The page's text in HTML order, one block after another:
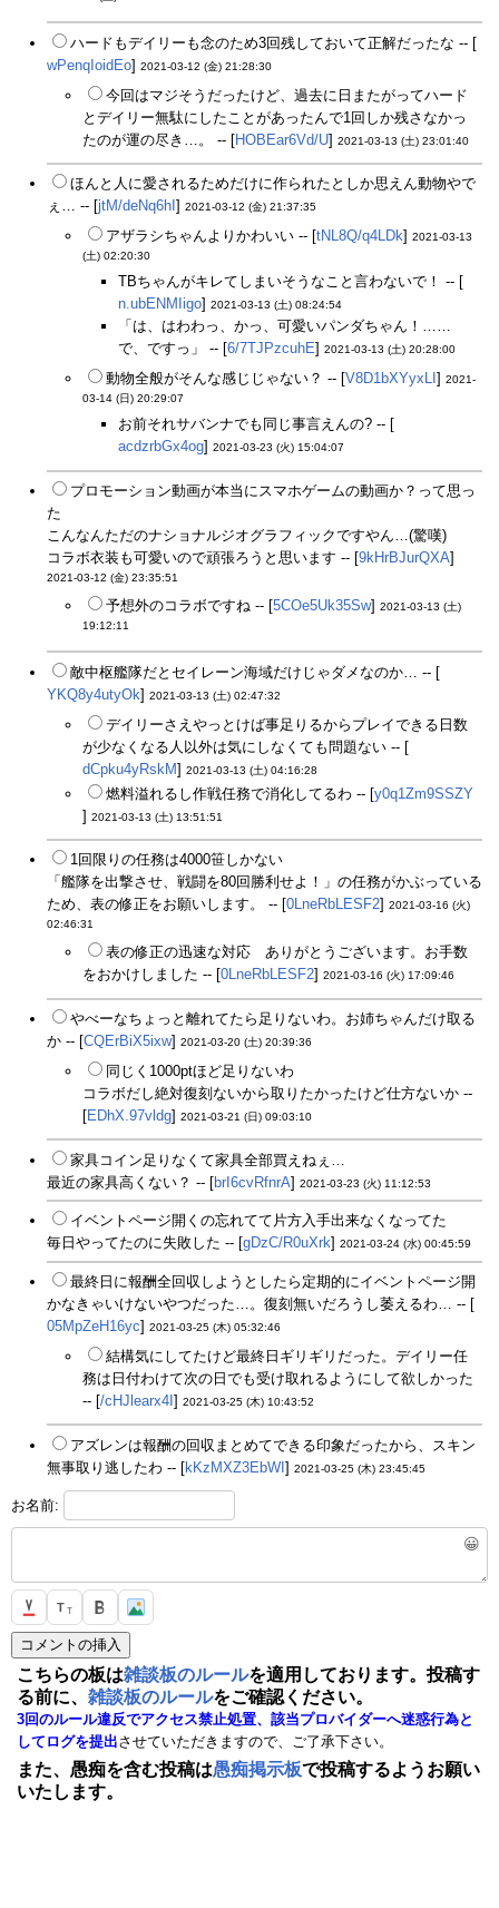
ハードもデイリーも念のため3回残しておいて正解だったな -- [
wPenqIoidEo] 2021-03-12 (金) 21:28:30
今回はマジそうだったけど、過去に日またがってハード
とデイリー無駄にしたことがあったんで1回しか残さなかっ
たのが運の尽き…。 -- [HOBEar6Vd/U] 2021-03-13 (土) 23:01:40
ほんと人に愛されるためだけに作られたとしか思えん動物やで
ぇ… -- [jtM/deNq6hI ] 2021-03-12 (金) 21:37:35
アザラシちゃんよりかわいい -- [tNL8Q/q4LDk] 2021-03-13
(土) 02:20:30
TBちゃんがキレてしまいそうなこと言わないで！ -- [
n.ubENMIigo] 2021-03-13 (土) 08:24:54
「は、はわわっ、かっ、可愛いパンダちゃん！……
で、ですっ」 -- [6/7TJPzcuhE] 2021-03-13 (土) 20:28:00
動物全般がそんな感じじゃない？ -- [V8D1bXYyxLI ] 2021-
03-14 (日) 20:29:07
お前それサバンナでも同じ事言えんの? -- [
acdzrbGx4og] 2021-03-23 (火) 15:04:07
プロモーション動画が本当にスマホゲームの動画か？って思っ
た
こんなんただのナショナルジオグラフィックですやん…(驚嘆)
コラボ衣装も可愛いので頑張ろうと思います -- [9kHrBJurQXA]
2021-03-12 (金) 23:35:51
予想外のコラボですね -- [5COe5Uk35Sw] 2021-03-13 (土)
19:12:11
敵中枢艦隊だとセイレーン海域だけじゃダメなのか… -- [
YKQ8y4utyOk] 2021-03-13 (土) 02:47:32
デイリーさえやっとけば事足りるからプレイできる日数
が少なくなる人以外は気にしなくても問題ない -- [
dCpku4yRskM] 2021-03-13 (土) 04:16:28
燃料溢れるし作戦任務で消化してるわ -- [y0q1Zm9SSZY
] 2021-03-13 (土) 13:51:51
1回限りの任務は4000笹しかない
「艦隊を出撃させ、戦闘を80回勝利せよ！」の任務がかぶっている
ため、表の修正をお願いします。 -- [0LneRbLESF2] 2021-03-16 (火)
02:46:31
表の修正の迅速な対応 ありがとうございます。お手数
をおかけしました -- [0LneRbLESF2] 2021-03-16 (火) 17:09:46
やべーなちょっと離れてたら足りないわ。お姉ちゃんだけ取る
か -- [CQErBiX5ixw] 2021-03-20 (土) 20:39:36
同じく1000ptほど足りないわ
コラボだし絶対復刻ないから取りたかったけど仕方ないか --
[EDhX.97vldg] 2021-03-21 (日) 09:03:10
家具コイン足りなくて家具全部買えねぇ…
最近の家具高くない？ -- [brI6cvRfnrA] 2021-03-23 (火) 11:12:53
イベントページ開くの忘れてて片方入手出来なくなってた
毎日やってたのに失敗した -- [gDzC/R0uXrk] 2021-03-24 (水) 00:45:59
最終日に報酬全回収しようとしたら定期的にイベントページ開
かなきゃいけないやつだった…。復刻無いだろうし萎えるわ… -- [
05MpZeH16yc] 2021-03-25 (木) 05:32:46
結構気にしてたけど最終日ギリギリだった。デイリー任
務は日付わけて次の日でも受け取れるようにして欲しかった
-- [/cHJlearx4I ] 2021-03-25 (木) 10:43:52
アズレンは報酬の回収まとめてできる印象だったから、スキン
無事取り逃したわ -- [kKzMXZ3EbWI] 2021-03-25 (木) 23:45:45
お名前:
😀
T T
こちらの板は雑談板のルールを適用しております。投稿す
る前に、 雑談板のルールをご確認ください。
3回のルール違反でアクセス禁止処置、該当プロバイダーへ迷惑行為と
してログを提出させていただきますので、ご了承下さい。
また、愚痴を含む投稿は愚痴掲示板で投稿するようお願い
いたします。